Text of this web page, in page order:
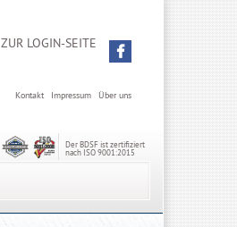
ZUR LOGIN-SEITE
Über uns
Impressum
Kontakt
Der BDSF ist zertifiziert
nach ISO 9001:2015